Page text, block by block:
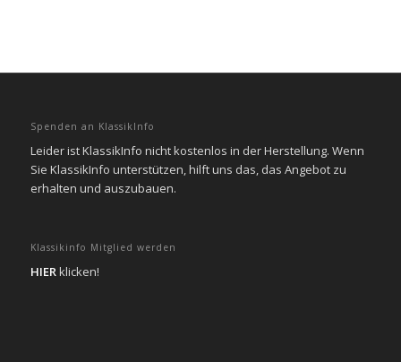
Spenden an KlassikInfo
Leider ist KlassikInfo nicht kostenlos in der Herstellung. Wenn
Sie KlassikInfo unterstützen, hilft uns das, das Angebot zu
erhalten und auszubauen.
Klassikinfo Mitglied werden
HIERklicken!